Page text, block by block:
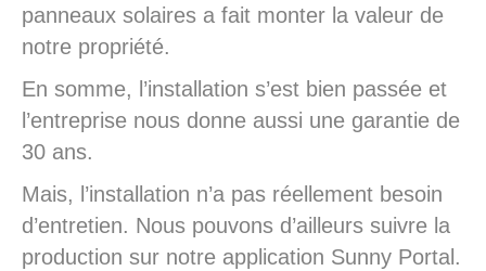
panneaux solaires a fait monter la valeur de
notre propriété.
En somme, l’installation s’est bien passée et
l’entreprise nous donne aussi une garantie de
30 ans.
Mais, l’installation n’a pas réellement besoin
d’entretien. Nous pouvons d’ailleurs suivre la
production sur notre application Sunny Portal.